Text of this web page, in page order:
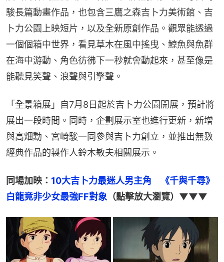
駿長篇動畫作品，也包含三鷹之森吉卜力美術館、吉
卜力公園上映短片，以及全新原創作品。觀眾能透過
一個個箱中世界，看見草木在風中搖曳、鯨魚與魚群
在海中游動、角色彷彿下一秒就會動起來，甚至像是
能聽見笑聲、浪聲與引擎聲。
「全景箱展」自7月8日起於吉卜力公園開展，預計將
展出一段時間。同時，企劃展示室也進行更新，新增
與高畑勳、宮崎駿一同參與吉卜力創立，並推出無數
經典作品的製作人鈴木敏夫相關展示。
同場加映： 10大吉卜力最迷人男主角　《千與千尋》
白龍竟非少女最強FF對象 （點擊放大瀏覽）▼▼▼